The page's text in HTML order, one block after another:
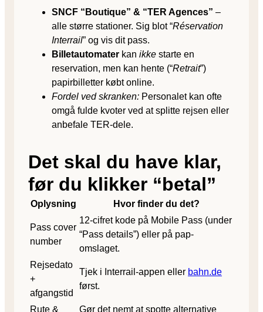
SNCF “Boutique” & “TER Agences” –
alle større stationer. Sig blot “Réservation
Interrail” og vis dit pass.
Billetautomater kan ikke starte en
reservation, men kan hente (“Retrait”)
papirbilletter købt online.
Fordel ved skranken: Personalet kan ofte
omgå fulde kvoter ved at splitte rejsen eller
anbefale TER-dele.
Det skal du have klar,
før du klikker “betal”
Oplysning Hvor finder du det?
Pass cover
number
12-cifret kode på Mobile Pass (under
“Pass details”) eller på pap-
omslaget.
Rejsedato
+
afgangstid
Tjek i Interrail-appen eller bahn.de
først.
Rute & Gør det nemt at spotte alternative